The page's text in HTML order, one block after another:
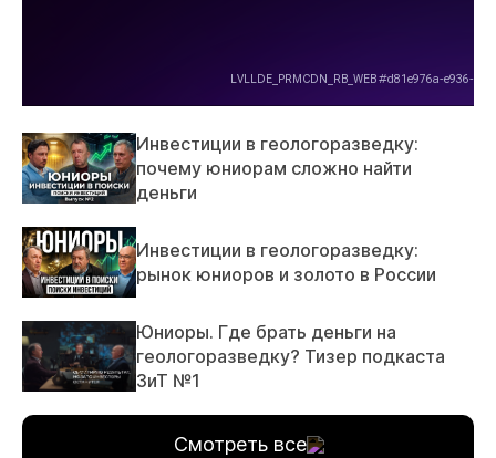
Инвестиции в геологоразведку:
почему юниорам сложно найти
деньги
Инвестиции в геологоразведку:
рынок юниоров и золото в России
Юниоры. Где брать деньги на
геологоразведку? Тизер подкаста
ЗиТ №1
Смотреть все